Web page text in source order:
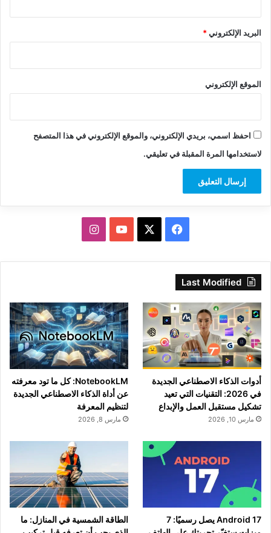
البريد الإلكتروني*
الموقع الإلكتروني
احفظ اسمي، بريدي الإلكتروني، والموقع الإلكتروني في هذا المتصفح
لاستخدامها المرة المقبلة في تعليقي.
فيسبوك ‫YouTubeانستقرام
Last Modified
أدوات الذكاء الاصطناعي الجديدة
في 2026: التقنيات التي تعيد
تشكيل مستقبل العمل والإبداع
مارس 10, 2026
NotebookLM: كل ما تود معرفته
عن أداة الذكاء الاصطناعي الجديدة
لتنظيم المعرفة
مارس 8, 2026
Android 17 يصل رسميًا: 7
الطاقة الشمسية في المنازل: ما